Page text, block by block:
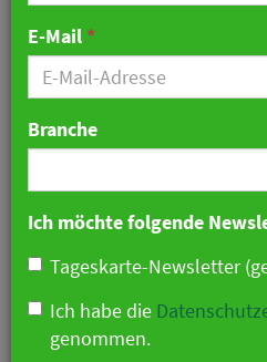
aus den
Radisson
E-Mail *
Branche
Ich möchte folgende
Tageskarte-Newsletter
Ich habe die
genommen.